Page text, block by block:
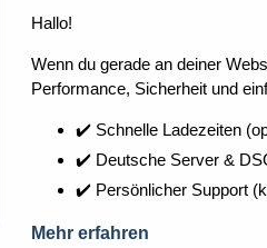
Hallo!
Wenn du gerade an deiner
Performance, Sicherheit und
✔️ Schnelle Ladezeiten
✔️ Deutsche Server &
✔️ Persönlicher Support
Mehr erfahren